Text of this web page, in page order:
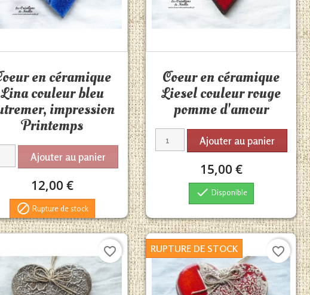
en céramique
Lina couleur bleu
impression
Printemps
Ajouter au panier
12,00 €
 Rupture de stock
Coeur en céramique
Liesel couleur rouge
pomme d'amour
Ajouter au panier
15,00 €
 Disponible
favorite_border RUPTURE DE STOCK favorite_border